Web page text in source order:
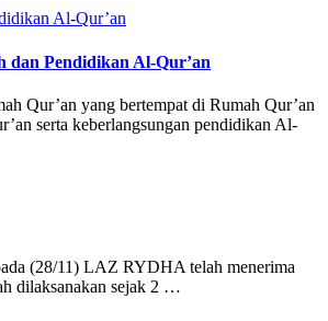
Pendidikan Al-Qur’an
Qur’an yang bertempat di Rumah Qur’an
serta keberlangsungan pendidikan Al-
(28/11) LAZ RYDHA telah menerima
dilaksanakan sejak 2 …